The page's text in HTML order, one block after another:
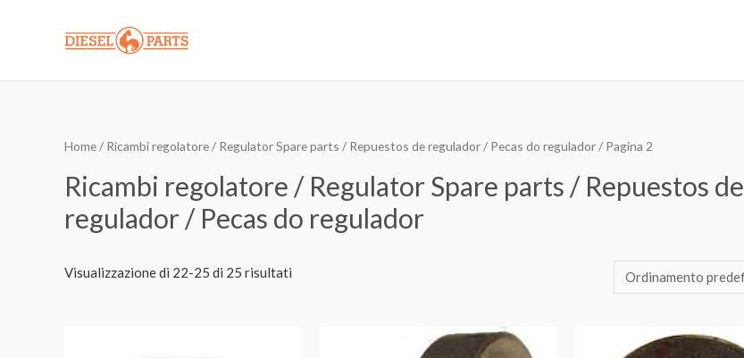
Home/ Ricambi regolatore / Regulator Spare parts / Repuestos de regulador / Pecas do regulador/ Pagina 2
Ricambi regolatore / Regulator Spare parts / Repuestos de
regulador / Pecas do regulador
Visualizzazione di 22-25 di 25 risultati